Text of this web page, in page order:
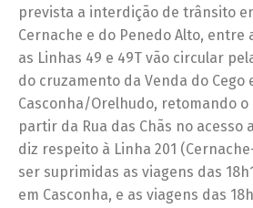
prevista a interdição de trânsito
Cernache e do Penedo Alto, entre
as Linhas 49 e 49T vão circular
do cruzamento da Venda do Cego
Casconha/Orelhudo, retomando
partir da Rua das Chãs no acesso
diz respeito à Linha 201
ser suprimidas as viagens das
em Casconha, e as viagens das